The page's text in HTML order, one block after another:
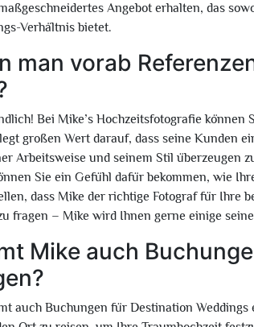
Angebot erhalten, das
Verhältnis bietet.
man vorab
Bei Mike’s Hochzeitsfotografie
großen Wert darauf, dass seine Kunden
Arbeitsweise und seinem Stil überzeugen
Sie ein Gefühl dafür bekommen, wie
dass Mike der richtige Fotograf für Ihre
fragen – Mike wird Ihnen gerne einige
Mike auch
auch Buchungen für Destination